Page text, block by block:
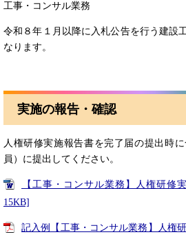
工事・コンサル業務
令和８年１月以降に入札公告を行う建設
なります。
実施の報告・確認
人権研修実施報告書を完了届の提出時
員）に提出してください。
【工事・コンサル業務】人権研修
15KB]
記入例【工事・コンサル業務】人権